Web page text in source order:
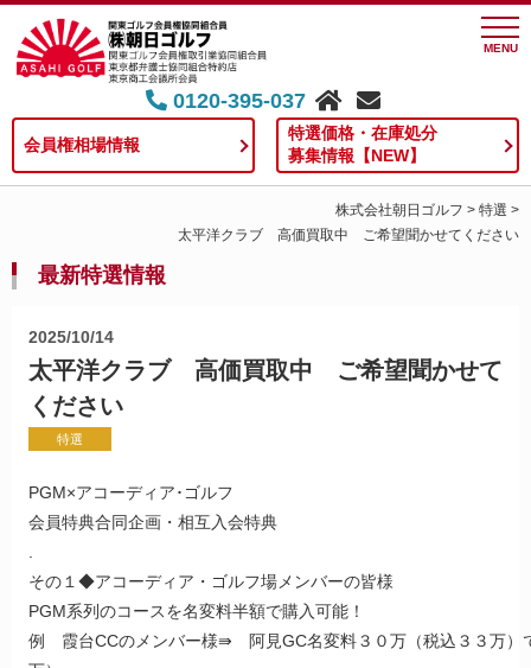
MENU
0120-395-037
会員権相場情報
特選価格・在庫処分
募集情報【NEW】
株式会社朝日ゴルフ > 特選 >
太平洋クラブ 高価買取中 ご希望聞かせてください
最新特選情報
2025/10/14
太平洋クラブ 高価買取中 ご希望聞かせて
ください
特選
PGM×アコーディア･ゴルフ
会員特典合同企画・相互入会特典
その１◆アコーディア・ゴルフ場メンバーの皆様
PGM系列のコースを名変料半額で購入可能！
例 霞台CCのメンバー様⇛ 阿見GC名変料３０万（税込３３万）